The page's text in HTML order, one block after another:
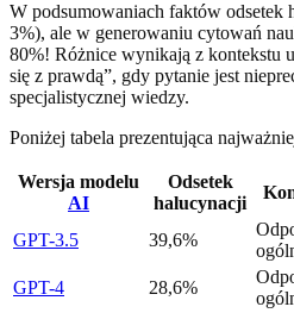
W podsumowaniach faktów odsetek
3%), ale w generowaniu cytowań
80%! Różnice wynikają z kontekstu
się z prawdą”, gdy pytanie jest
specjalistycznej wiedzy.
Poniżej tabela prezentująca
Wersja modelu
AI
Odsetek
halucynacji
GPT-3.5 39,6%
GPT-4 28,6%